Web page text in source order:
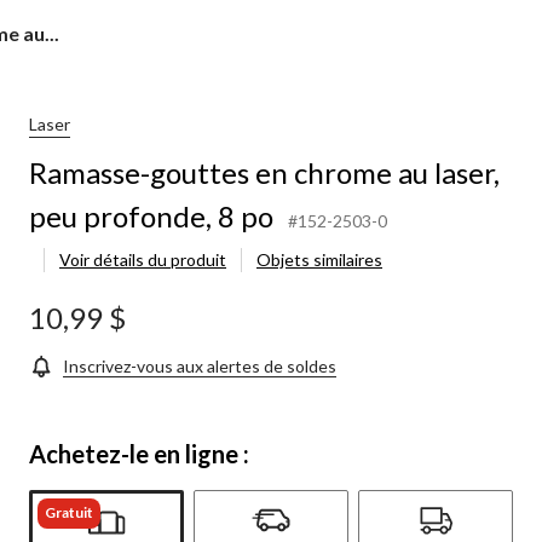
au...
Laser
Ramasse-gouttes en chrome au laser,
peu profonde, 8 po
#152-2503-0
Voir détails du produit
Objets similaires
10,99 $
Inscrivez-vous aux alertes de soldes
Achetez-le en ligne :
Gratuit